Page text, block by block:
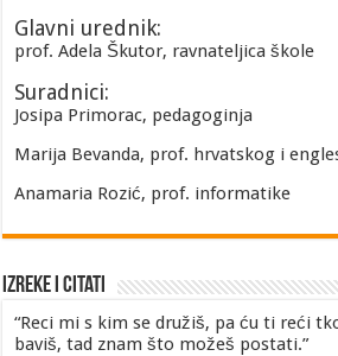
Glavni urednik:
prof. Adela Škutor, ravnateljica škole
Suradnici:
Josipa Primorac, pedagoginja
Marija Bevanda, prof. hrvatskog i
Anamaria Rozić, prof. informatike
Izreke i Citati
“Reci mi s kim se družiš, pa ću ti reći
baviš, tad znam što možeš postati.”